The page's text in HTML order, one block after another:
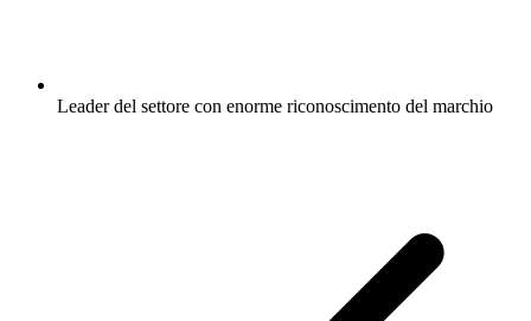
Leader del settore con enorme riconoscimento del marchio